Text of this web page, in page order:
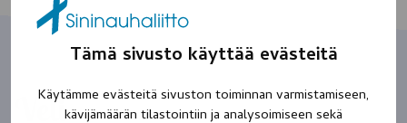
Tämä sivusto käyttää evästeitä
Käytämme evästeitä sivuston toiminnan varmistamiseen,
kävijämäärän tilastointiin ja analysoimiseen sekä
Veli